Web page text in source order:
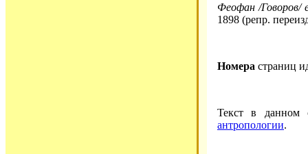
Феофан /Говоров/
1898 (репр.
Номера страниц
Текст в
антропологии.